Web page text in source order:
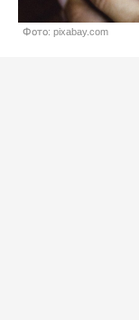
Фото: pixabay.com